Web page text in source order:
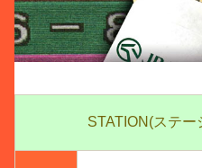
STATION(ステー